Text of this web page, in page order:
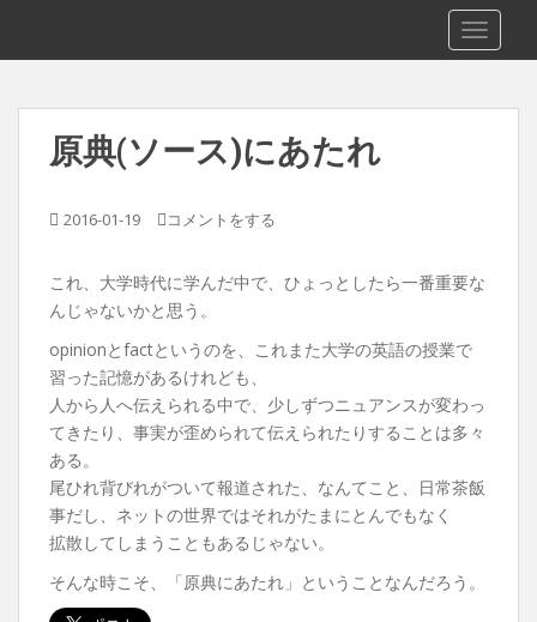
i
原典(ソース)にあたれ
2016-01-19 コメントをする
これ、大学時代に学んだ中で、ひょっとしたら一番重要な
んじゃないかと思う。
opinionとfactというのを、これまた大学の英語の授業で
習った記憶があるけれども、
人から人へ伝えられる中で、少しずつニュアンスが変わっ
てきたり、事実が歪められて伝えられたりすることは多々
ある。
尾ひれ背びれがついて報道された、なんてこと、日常茶飯
事だし、ネットの世界ではそれがたまにとんでもなく
拡散してしまうこともあるじゃない。
そんな時こそ、「原典にあたれ」ということなんだろう。